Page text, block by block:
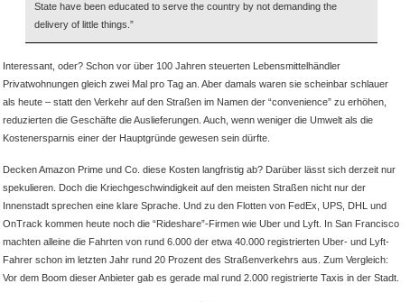
State have been educated to serve the country by not demanding the
delivery of little things.”
Interessant, oder? Schon vor über 100 Jahren steuerten Lebensmittelhändler
Privatwohnungen gleich zwei Mal pro Tag an. Aber damals waren sie scheinbar schlauer
als heute – statt den Verkehr auf den Straßen im Namen der “convenience” zu erhöhen,
reduzierten die Geschäfte die Auslieferungen. Auch, wenn weniger die Umwelt als die
Kostenersparnis einer der Hauptgründe gewesen sein dürfte.
Decken Amazon Prime und Co. diese Kosten langfristig ab? Darüber lässt sich derzeit nur
spekulieren. Doch die Kriechgeschwindigkeit auf den meisten Straßen nicht nur der
Innenstadt sprechen eine klare Sprache. Und zu den Flotten von FedEx, UPS, DHL und
OnTrack kommen heute noch die “Rideshare”-Firmen wie Uber und Lyft. In San Francisco
machten alleine die Fahrten von rund 6.000 der etwa 40.000 registrierten Uber- und Lyft-
Fahrer schon im letzten Jahr rund 20 Prozent des Straßenverkehrs aus. Zum Vergleich:
Vor dem Boom dieser Anbieter gab es gerade mal rund 2.000 registrierte Taxis in der Stadt.